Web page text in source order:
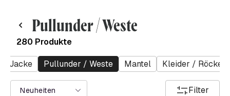
Pullunder / Weste
280 Produkte
Jacke Pullunder / Weste Mantel Kleider / Röcke
Neuheiten Filter